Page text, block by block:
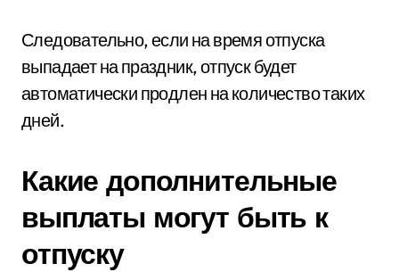
Следовательно, если на время отпуска
выпадает на праздник, отпуск будет
автоматически продлен на количество таких
дней.
Какие дополнительные
выплаты могут быть к
отпуску